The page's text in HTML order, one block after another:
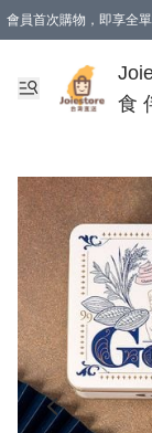
會員首次購物，即享全單
購物滿 HKD 350.00即
食